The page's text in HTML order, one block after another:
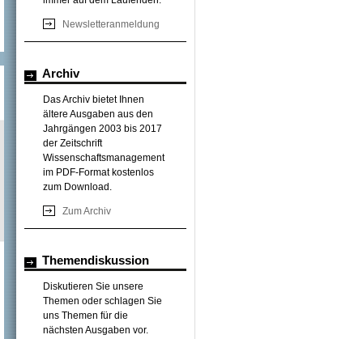
Newsletteranmeldung
Archiv
Das Archiv bietet Ihnen
ältere Ausgaben aus den
Jahrgängen 2003 bis 2017
der Zeitschrift
Wissenschaftsmanagement
im PDF-Format kostenlos
zum Download.
Zum Archiv
Themendiskussion
Diskutieren Sie unsere
Themen oder schlagen Sie
uns Themen für die
nächsten Ausgaben vor.